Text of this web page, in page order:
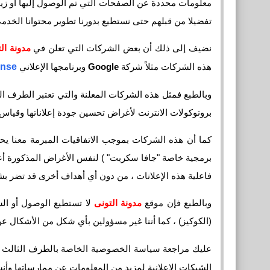
معلومات محددة عن الصفحات التي تم الوصول إليها أو
تفضيلا من قبلهم حتى نستطيع بدورنا تطوير محتوانا
نضيف إلى ذلك أن بعض الشركات التي تعلن فيمدونة
هذه الشركات مثلاً شركة Google وبرنامجها الإعلاني
وبالطبع فمثل هذه الشركات المعلنة والتي تعتبر
بروتوكولات الانترنت لأغراض تحسين جودة إعلاناتها
كما أن هذه الشركات بموجب الاتفاقيات المبرمة معنا
برمجية خاصة "جافا سكربت" ) لنفس الأغراض المذكورة
فاعلية هذه الإعلانات ، من دون أي أهداف أخرى قد تضر
وبالطبع فإن موقع مدونة التونى لا تستطيع الوصول أو
(الكوكيز) ، كما أننا غير مسؤولين بأي شكل من الأشكال
عليك مراجعة سياسة الخصوصية الخاصة بالطرف
الشبكات الإعلانية لمزيد من المعلومات عن ممارساتها